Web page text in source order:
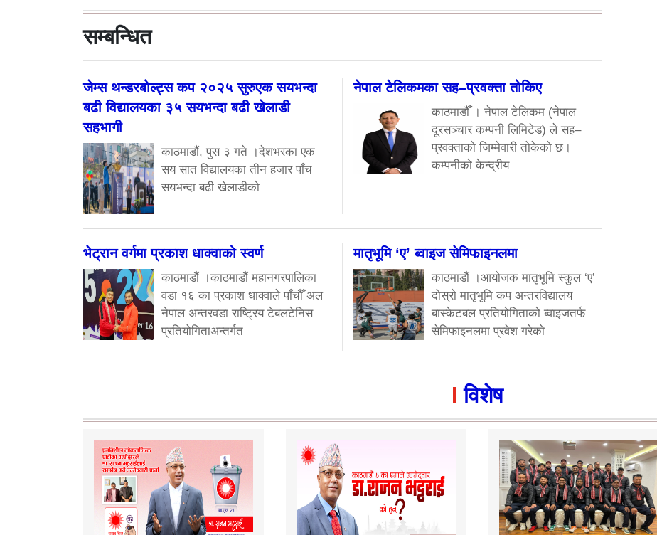
सम्बन्धित
जेम्स थन्डरबोल्ट्स कप २०२५ सुरुएक सयभन्दा
बढी विद्यालयका ३५ सयभन्दा बढी खेलाडी
सहभागी
काठमाडौं, पुस ३ गते ।देशभरका एक
सय सात विद्यालयका तीन हजार पाँच
सयभन्दा बढी खेलाडीको
नेपाल टेलिकमका सह–प्रवक्ता तोकिए
काठमाडौँ । नेपाल टेलिकम (नेपाल
दूरसञ्चार कम्पनी लिमिटेड) ले सह–
प्रवक्ताको जिम्मेवारी तोकेको छ।
कम्पनीको केन्द्रीय
भेट्रान वर्गमा प्रकाश धाक्वाको स्वर्ण
काठमाडौं ।काठमाडौं महानगरपालिका
वडा १६ का प्रकाश धाक्वाले पाँचौँ अल
नेपाल अन्तरवडा राष्ट्रिय टेबलटेनिस
प्रतियोगिताअन्तर्गत
मातृभूमि ‘ए’ ब्वाइज सेमिफाइनलमा
काठमाडौं ।आयोजक मातृभूमि स्कुल ‘ए’
दोस्रो मातृभूमि कप अन्तरविद्यालय
बास्केटबल प्रतियोगिताको ब्वाइजतर्फ
सेमिफाइनलमा प्रवेश गरेको
विशेष